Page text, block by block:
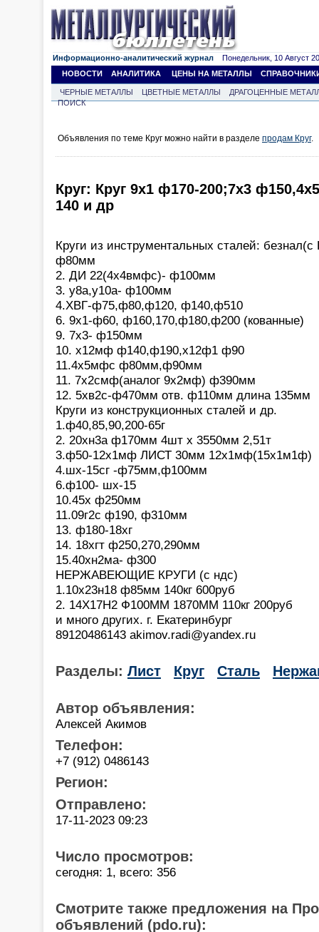
Информационно-аналитический журнал Понедельник, 10 Август
НОВОСТИ
АНАЛИТИКА ЦЕНЫ НА МЕТАЛЛЫ
ЧЕРНЫЕ МЕТАЛЛЫ ЦВЕТНЫЕ МЕТАЛЛЫ
ДРАГОЦЕННЫЕ
ПОИСК
Объявления по теме Круг можно найти в разделе продам Круг.
Круг: Круг 9х1 ф170-200;7х3
140 и др
Круги из инструментальных сталей:
ф80мм
2. ДИ 22(4х4вмфс)- ф100мм
3. у8а,у10а- ф100мм
4.ХВГ-ф75,ф80,ф120, ф140,ф510
6. 9х1-ф60, ф160,170,ф180,ф200 (кованные)
9. 7х3- ф150мм
10. х12мф ф140,ф190,х12ф1 ф90
11.4х5мфс ф80мм,ф90мм
11. 7х2смф(аналог 9х2мф) ф390мм
12. 5хв2с-ф470мм отв. ф110мм длина 135мм
Круги из конструкционных сталей и др.
1.ф40,85,90,200-65г
2. 20хн3а ф170мм 4шт х 3550мм 2,51т
3.ф50-12х1мф ЛИСТ 30мм 12х1мф(15х1м1ф)
4.шх-15сг -ф75мм,ф100мм
6.ф100- шх-15
10.45х ф250мм
11.09г2с ф190, ф310мм
13. ф180-18хг
14. 18хгт ф250,270,290мм
15.40хн2ма- ф300
НЕРЖАВЕЮЩИЕ КРУГИ (с ндс)
1.10х23н18 ф85мм 140кг 600руб
2. 14Х17Н2 Ф100ММ 1870ММ 110кг 200руб
и много других. г. Екатеринбург
89120486143 akimov.radi@yandex.ru
Разделы: Лист Круг Сталь
Автор объявления:
Алексей Акимов
Телефон:
+7 (912) 0486143
Регион:
Отправлено:
17-11-2023 09:23
Число просмотров:
сегодня: 1, всего: 356
Смотрите также предложения на
объявлений (pdo.ru):